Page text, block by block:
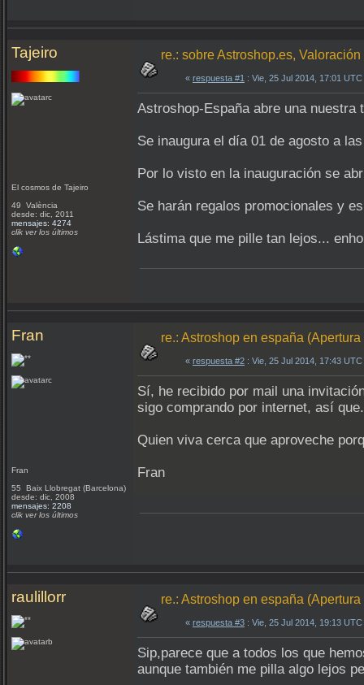
Tajeiro
El cosmos de Tajeiro
49 València
desde: dic, 2011
mensajes: 4274
clik ver los últimos
re.: sobre Astroshop.es,
« respuesta #1 : Vie, 25 Jul 2014, 17:01 UTC
Astroshop-España abre una
Se inaugura el día 01 de agosto a
Por lo visto en la inauguración se
Se harán regalos promocionales y
Lástima que me pille tan lejos...
Fran
Fran
55 Baix Llobregat (Barcelona)
desde: dic, 2008
mensajes: 2208
clik ver los últimos
re.: Astroshop en españa
« respuesta #2 : Vie, 25 Jul 2014, 17:43 UTC
Sí, he recibido por mail una
sigo comprando por internet, así
Quien viva cerca que aproveche
Fran
raulillorr re.: Astroshop en españa
« respuesta #3 : Vie, 25 Jul 2014, 19:13 UTC
Sip,parece que a todos los que
aunque también me pilla algo lejos